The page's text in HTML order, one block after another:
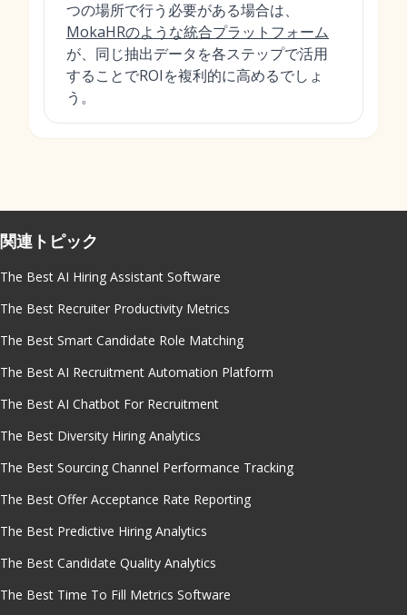
つの場所で行う必要がある場合は、
MokaHRのような統合プラットフォーム
が、同じ抽出データを各ステップで活用
することでROIを複利的に高めるでしょ
う。
関連トピック
The Best AI Hiring Assistant Software
The Best Recruiter Productivity Metrics
The Best Smart Candidate Role Matching
The Best AI Recruitment Automation Platform
The Best AI Chatbot For Recruitment
The Best Diversity Hiring Analytics
The Best Sourcing Channel Performance Tracking
The Best Offer Acceptance Rate Reporting
The Best Predictive Hiring Analytics
The Best Candidate Quality Analytics
The Best Time To Fill Metrics Software